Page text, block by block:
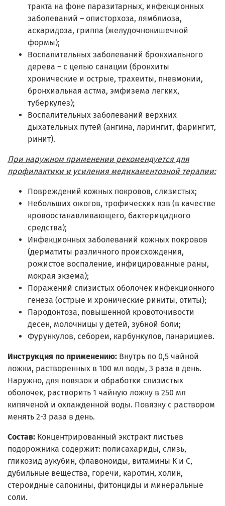
тракта на фоне паразитарных, инфекционных
заболеваний – описторхоза, лямблиоза,
аскаридоза, гриппа (желудочно­кишечной
формы);
Воспалительных заболеваний бронхиального
дерева – с целью санации (бронхиты
хронические и острые, трахеиты, пневмонии,
бронхиальная астма, эмфизема легких,
туберкулез);
Воспалительных заболеваний верхних
дыхательных путей (ангина, ларингит, фарингит,
ринит).
При наружном применении рекомендуется для
профилактики и усиления медикаментозной терапии:
Повреждений кожных покровов, слизистых;
Небольших ожогов, трофических язв (в качестве
кровоостанавливающего, бактерицидного
средства);
Инфекционных заболеваний кожных покровов
(дерматиты различного происхождения,
рожистое воспаление, инфицированные раны,
мокрая экзема);
Поражений слизистых оболочек инфекционного
генеза (острые и хронические риниты, отиты);
Пародонтоза, повышенной кровоточивости
десен, молочницы у детей, зубной боли;
Фурункулов, себореи, карбункулов, панарициев.
Инструкция по применению: Внутрь по 0,5 чайной
ложки, растворенных в 100 мл воды, 3 раза в день.
Наружно, для повязок и обработки слизистых
оболочек, растворить 1 чайную ложку в 250 мл
кипяченой и охлажденной воды. Повязку с раствором
менять 2-3 раза в день.
Состав: Концентрированный экстракт листьев
подорожника содержит: полисахариды, слизь,
гликозид аукубин, флавоноиды, витамины К и С,
дубильные вещества, горечи, каротин, холин,
стероидные сапонины, фитонциды и минеральные
соли.